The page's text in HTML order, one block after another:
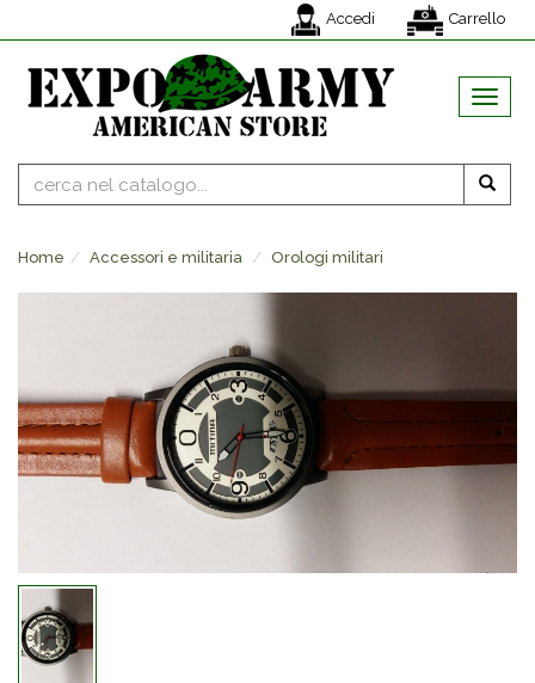
Accedi Carrello
MENU
Home Accessori e militaria Orologi militari